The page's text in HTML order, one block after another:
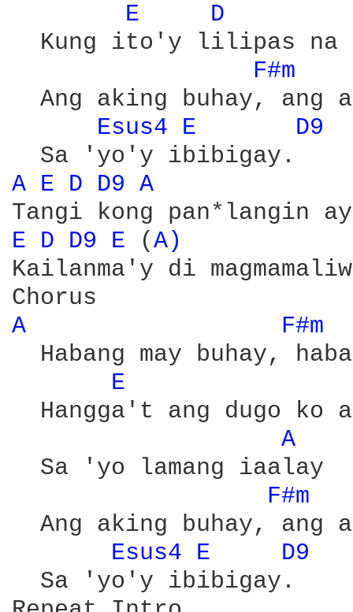
E
D
Kung ito'y lilipas na
F#m
Ang aking buhay, ang
Esus4 E
D9
A E D D9 A
E D D9 E (A)
Kailanma'y di
A
F#m
Habang may buhay,
E
Hangga't ang dugo ko
A
  Sa 'yo lamang iaalay
F#m
Ang aking buhay, ang
Esus4 E
D9
  Sa 'yo'y ibibigay.